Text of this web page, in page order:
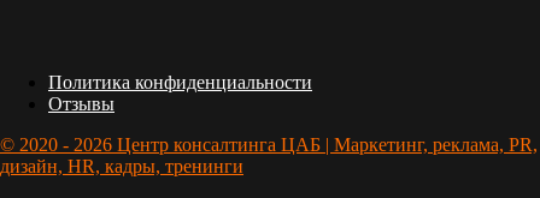
Политика конфиденциальности
Отзывы
© 2020 - 2026 Центр консалтинга ЦАБ | Маркетинг, реклама, PR,
дизайн, HR, кадры, тренинги